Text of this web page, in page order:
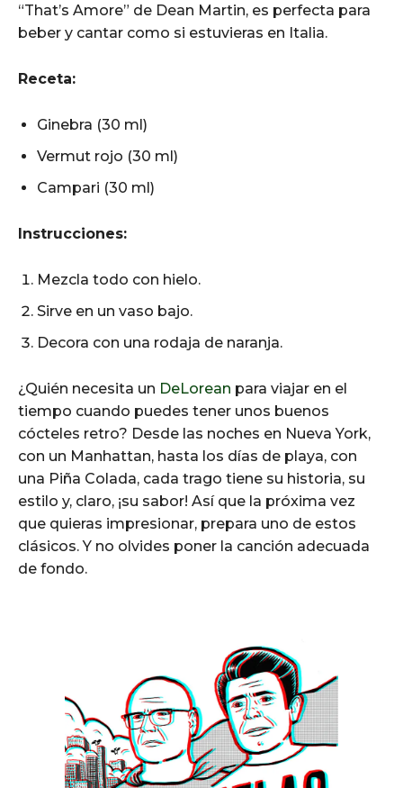
“That’s Amore” de Dean Martin, es perfecta para
beber y cantar como si estuvieras en Italia.
Receta:
Ginebra (30 ml)
Vermut rojo (30 ml)
Campari (30 ml)
Instrucciones:
Mezcla todo con hielo.
Sirve en un vaso bajo.
Decora con una rodaja de naranja.
¿Quién necesita un DeLorean para viajar en el
tiempo cuando puedes tener unos buenos
cócteles retro? Desde las noches en Nueva York,
con un Manhattan, hasta los días de playa, con
una Piña Colada, cada trago tiene su historia, su
estilo y, claro, ¡su sabor! Así que la próxima vez
que quieras impresionar, prepara uno de estos
clásicos. Y no olvides poner la canción adecuada
de fondo.